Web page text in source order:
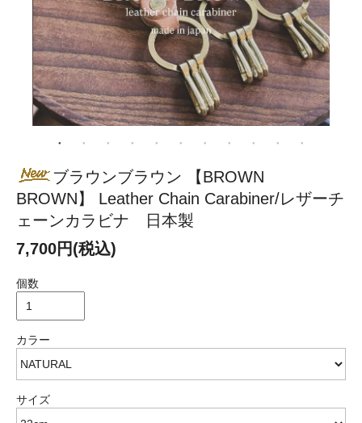
ブラウンブラウン 【BROWN
BROWN】 Leather Chain Carabiner/レザーチ
ェーンカラビナ 日本製
7,700円(税込)
個数
カラー
サイズ